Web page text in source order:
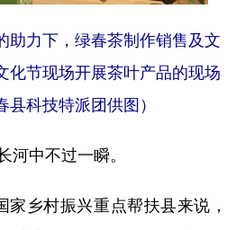
助力下，绿春茶制作销售及文
化节现场开展茶叶产品的现场
县科技特派团供图）
中不过一瞬。
乡村振兴重点帮扶县来说，